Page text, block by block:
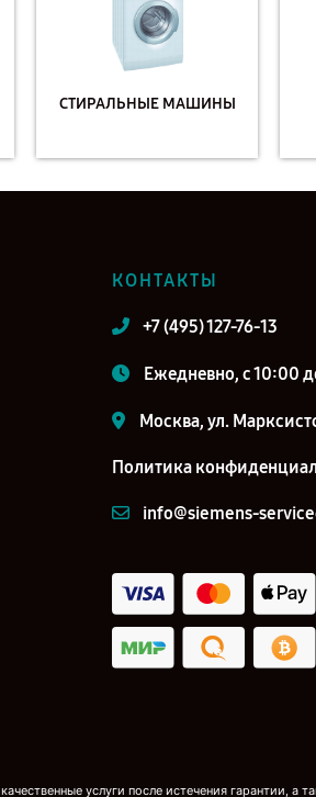
СТИРАЛЬНЫЕ МАШИНЫ
КОНТАКТЫ
+7 (495) 127-76-13
Ежедневно, с 10:00
Москва, ул.
Политика
info@siemens-
услуги после истечения гарантии, а